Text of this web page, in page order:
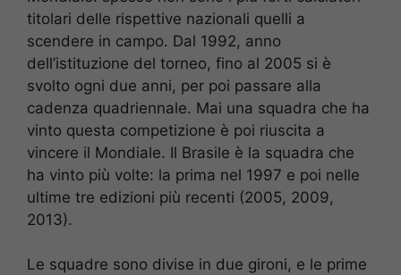
titolari delle rispettive nazionali quelli a
scendere in campo. Dal 1992, anno
dell’istituzione del torneo, fino al 2005 si è
svolto ogni due anni, per poi passare alla
cadenza quadriennale. Mai una squadra che ha
vinto questa competizione è poi riuscita a
vincere il Mondiale. Il Brasile è la squadra che
ha vinto più volte: la prima nel 1997 e poi nelle
ultime tre edizioni più recenti (2005, 2009,
2013).
Le squadre sono divise in due gironi, e le prime